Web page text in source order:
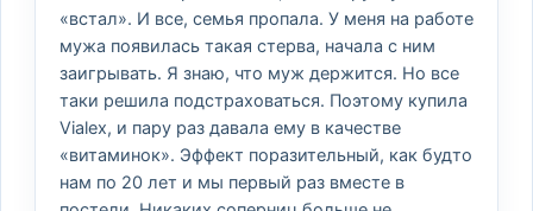
«встал». И все, семья пропала. У меня на работе
мужа появилась такая стерва, начала с ним
заигрывать. Я знаю, что муж держится. Но все
таки решила подстраховаться. Поэтому купила
Vialex, и пару раз давала ему в качестве
«витаминок». Эффект поразительный, как будто
нам по 20 лет и мы первый раз вместе в